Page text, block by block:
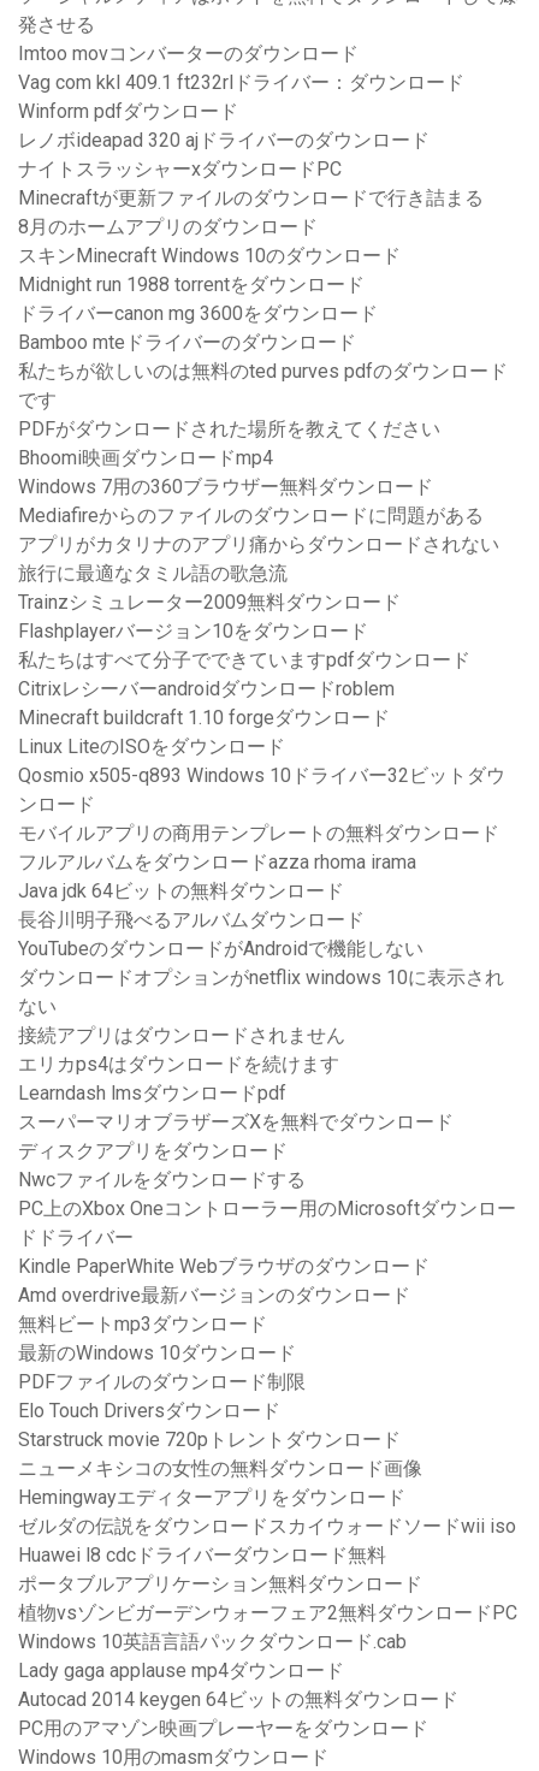
発させる
Imtoo movコンバーターのダウンロード
Vag com kkl 409.1 ft232rlドライバー：ダウンロード
Winform pdfダウンロード
レノボideapad 320 ajドライバーのダウンロード
ナイトスラッシャーxダウンロードPC
Minecraftが更新ファイルのダウンロードで行き詰まる
8月のホームアプリのダウンロード
スキンMinecraft Windows 10のダウンロード
Midnight run 1988 torrentをダウンロード
ドライバーcanon mg 3600をダウンロード
Bamboo mteドライバーのダウンロード
私たちが欲しいのは無料のted purves pdfのダウンロード
です
PDFがダウンロードされた場所を教えてください
Bhoomi映画ダウンロードmp4
Windows 7用の360ブラウザー無料ダウンロード
Mediafireからのファイルのダウンロードに問題がある
アプリがカタリナのアプリ痛からダウンロードされない
旅行に最適なタミル語の歌急流
Trainzシミュレーター2009無料ダウンロード
Flashplayerバージョン10をダウンロード
私たちはすべて分子でできていますpdfダウンロード
Citrixレシーバーandroidダウンロードroblem
Minecraft buildcraft 1.10 forgeダウンロード
Linux LiteのISOをダウンロード
Qosmio x505-q893 Windows 10ドライバー32ビットダウ
ンロード
モバイルアプリの商用テンプレートの無料ダウンロード
フルアルバムをダウンロードazza rhoma irama
Java jdk 64ビットの無料ダウンロード
長谷川明子飛べるアルバムダウンロード
YouTubeのダウンロードがAndroidで機能しない
ダウンロードオプションがnetflix windows 10に表示され
ない
接続アプリはダウンロードされません
エリカps4はダウンロードを続けます
Learndash lmsダウンロードpdf
スーパーマリオブラザーズXを無料でダウンロード
ディスクアプリをダウンロード
Nwcファイルをダウンロードする
PC上のXbox Oneコントローラー用のMicrosoftダウンロー
ドドライバー
Kindle PaperWhite Webブラウザのダウンロード
Amd overdrive最新バージョンのダウンロード
無料ビートmp3ダウンロード
最新のWindows 10ダウンロード
PDFファイルのダウンロード制限
Elo Touch Driversダウンロード
Starstruck movie 720pトレントダウンロード
ニューメキシコの女性の無料ダウンロード画像
Hemingwayエディターアプリをダウンロード
ゼルダの伝説をダウンロードスカイウォードソードwii iso
Huawei l8 cdcドライバーダウンロード無料
ポータブルアプリケーション無料ダウンロード
植物vsゾンビガーデンウォーフェア2無料ダウンロードPC
Windows 10英語言語パックダウンロード.cab
Lady gaga applause mp4ダウンロード
Autocad 2014 keygen 64ビットの無料ダウンロード
PC用のアマゾン映画プレーヤーをダウンロード
Windows 10用のmasmダウンロード